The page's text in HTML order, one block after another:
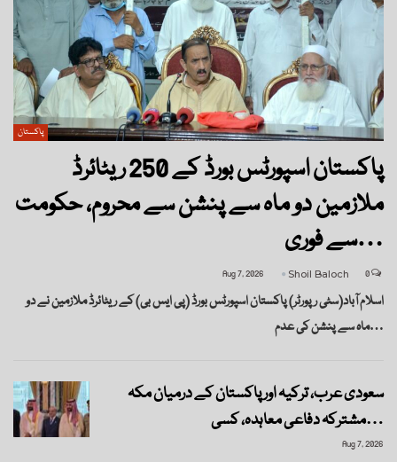
پاکستان
پاکستان اسپورٹس بورڈ کے 250 ریٹائرڈ
ملازمین دو ماہ سے پنشن سے محروم، حکومت
سے فوری…
Shoil Baloch
Aug 7, 2026
اسلام آباد(سٹی رپورٹر) پاکستان اسپورٹس بورڈ (پی ایس بی) کے ریٹائرڈ ملازمین نے دو
ماہ سے پنشن کی عدم…
سعودی عرب، ترکیہ اور پاکستان کے درمیان مکہ
مشترکہ دفاعی معاہدہ، کسی…
Aug 7, 2026